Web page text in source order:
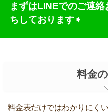
まずはLINEでのご連絡
ちしております➧
料金
料金表だけではわかりにく